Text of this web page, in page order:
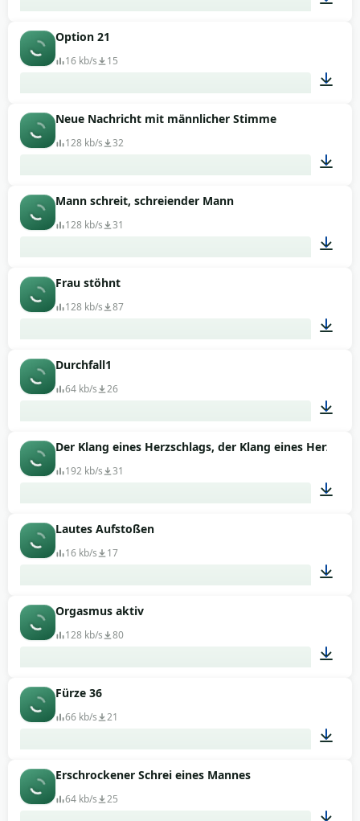
Option 21
16 kb/s 15
Neue Nachricht mit männlicher Stimme
128 kb/s 32
Mann schreit, schreiender Mann
128 kb/s 31
Frau stöhnt
128 kb/s 87
Durchfall1
64 kb/s 26
00:09
Der Klang eines Herzschlags, der Klang eines Herzens
192 kb/s 31
Lautes Aufstoßen
16 kb/s 17
Orgasmus aktiv
128 kb/s 80
Fürze 36
66 kb/s 21
Erschrockener Schrei eines Mannes
64 kb/s 25